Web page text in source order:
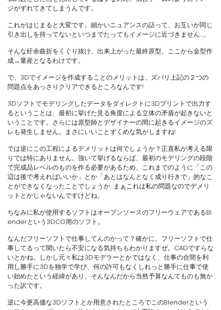
ジがずれてきてしまうんです。
これがはじまると大変です。細かいニュアンスの話って、お互いが同じ
引き出しを持ってないといつまでたってもイメージに近づきません…。
そんな紆余曲折をくぐり抜け、出来上がった最終原型。ここから金型作
成→量産となるわけです。
で、3Dでイメージを作成することのメリットは、ズバリ上記の２つの
問題点をあっさりクリアできるところなんです!
3Dソフトでモデリングしたデータをダイレクトに3Dプリントで出力す
るということは、最初に挙げた見る角度による立体の矛盾が起きないと
いうことです。さらには原型師とデザイナーの間に起きるイメージのズ
レも発生しません。まさにいいことずくめな気がしますね!
では逆にこの工程によるデメリットは何でしょうか？正直私が考える限
りでは特にありません。強いて挙げるならば、最初のモデリングの段階
で完成品レベルのものを作る必要があるため、これまでのように「この
辺は後で考えればいいか」とか「あとはなんとなく成り行きで」的なこ
とができなくなったことでしょうか…まぁこれは私の問題なのでデメリ
ットとかじゃないんですけどね。
ちなみに私が使用するソフトはオープンソースのフリーウェアであるBl
enderという3DCG用のソフト。
なんだフリーソフトで仕事してんのかって？確かに。フリーソフトで仕
事してるって聞いたら不安になる気持ちもわかりますぜ。CADですらな
いとかね。しかし元々私は3Dモデラーとかではなく、仕事の合間を利
用し勝手に3Dを独学で学び、何の許可もなくしれっと勝手に仕事で使
い始めたという経緯があり、そんなんだから当然予算なんてものも無か
った訳です。
逆に今更高価な3Dソフトとか用意されたところでこのBlenderという